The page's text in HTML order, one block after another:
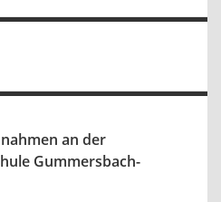
an der
Gummersbach-